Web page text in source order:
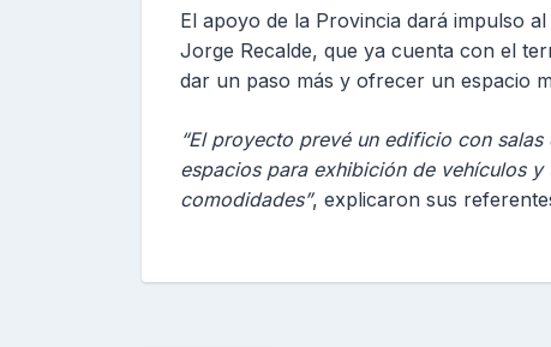
El apoyo de la Provincia dará impulso
Jorge Recalde, que ya cuenta con el
dar un paso más y ofrecer un espacio
“El proyecto prevé un edificio con
espacios para exhibición de vehículos
comodidades”, explicaron sus